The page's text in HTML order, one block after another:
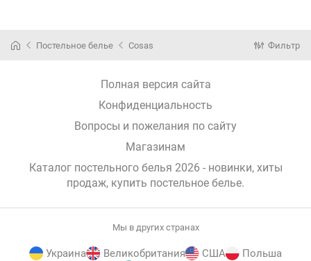
Сімейний
(026257)
Сімейний
Постельное белье Cosas Фильтр
Полная версия сайта
Конфиденциальность
Вопросы и пожелания по сайту
Магазинам
Каталог постельного белья 2026 - новинки, хиты
продаж, купить постельное белье.
Мы в других странах
Украина Великобритания США Польша